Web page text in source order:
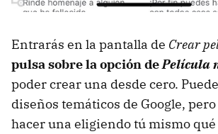
Entrarás en la pantalla de Crear
pulsa sobre la opción de Película
poder crear una desde cero.
diseños temáticos de Google,
hacer una eligiendo tú mismo qué